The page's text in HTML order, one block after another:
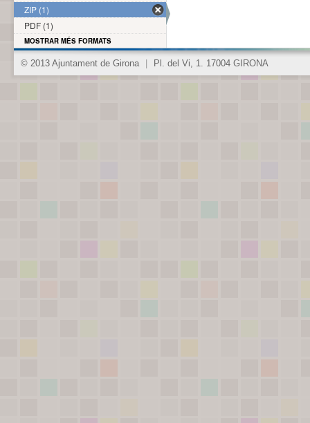
ZIP (1)
PDF (1)
MOSTRAR MÉS FORMATS
© 2013 Ajuntament de Girona Pl. del Vi, 1. 17004 GIRONA